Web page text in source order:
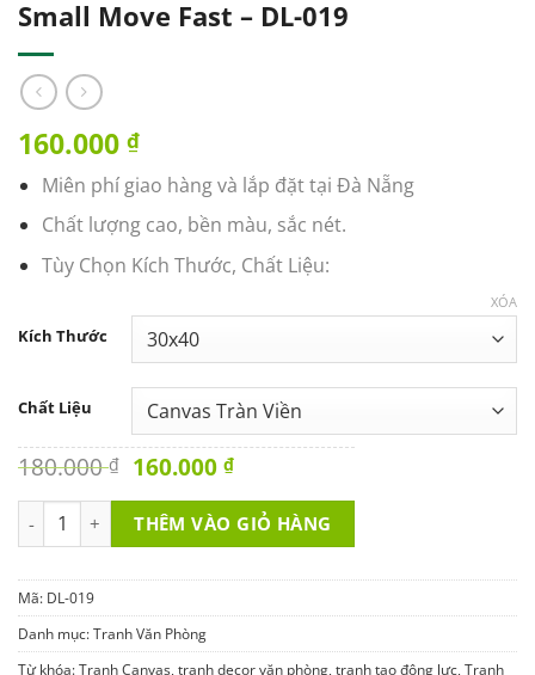
Small Move Fast – DL-019
160.000 ₫
Miên phí giao hàng và lắp đặt tại Đà Nẵng
Chất lượng cao, bền màu, sắc nét.
Tùy Chọn Kích Thước, Chất Liệu:
Kích Thước
Chất Liệu
XÓA
180.000₫ Original
was:
180.000 ₫.
160.000 ₫Current
is:
160.000 ₫.
Tranh Văn Phòng - Think Big Start Small Move Fast - DL-019
THÊM VÀO GIỎ HÀNG
Mã: DL-019
Danh mục:Tranh Văn Phòng
Từ khóa:Tranh Canvas, tranh decor văn phòng, tranh tạo động lực, Tranh